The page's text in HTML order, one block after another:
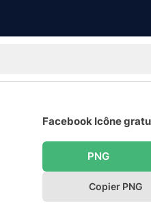
Facebook Icône
PNG
Copier PNG